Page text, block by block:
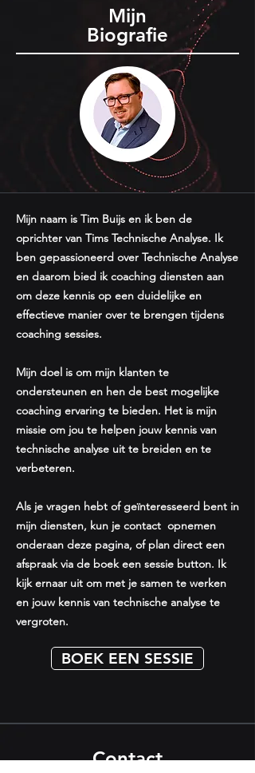
Mijn
Biografie
Mijn naam is Tim Buijs en ik ben de
oprichter van Tims Technische Analyse. Ik
ben gepassioneerd over Technische Analyse
en daarom bied ik coaching diensten aan
om deze kennis op een duidelijke en
effectieve manier over te brengen tijdens
coaching sessies.
Mijn doel is om mijn klanten te
ondersteunen en hen de best mogelijke
coaching ervaring te bieden. Het is mijn
missie om jou te helpen jouw kennis van
technische analyse uit te breiden en te
verbeteren.
Als je vragen hebt of geïnteresseerd bent in
mijn diensten, kun je contact opnemen
onderaan deze pagina, of plan direct een
afspraak via de boek een sessie button. Ik
kijk ernaar uit om met je samen te werken
en jouw kennis van technische analyse te
vergroten.
BOEK EEN SESSIE
Contact